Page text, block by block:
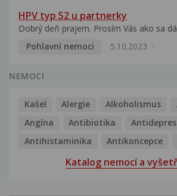
HPV typ 52 u partnerky
Dobrý deň prajem. Prosím Vás ako sa
Pohlavní nemoci
5.10.2023
NEMOCI
Kašel Alergie Alkoholismus
Angína
Antibiotika
Antihistaminika
Antikoncepce
Katalog nemocí a